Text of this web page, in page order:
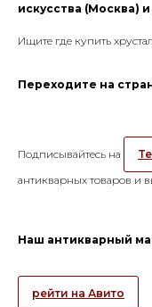
искусства (Москва)
Ищите где купить
Переходите на
Подписывайтесь на
антикварных товаров и
Наш антикварный
рейти на Авито